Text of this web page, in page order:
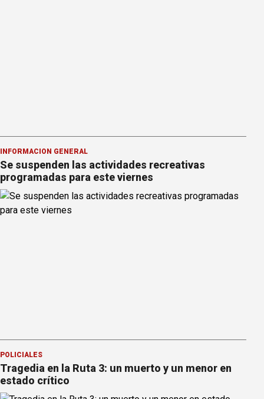
INFORMACION GENERAL
Se suspenden las actividades recreativas
programadas para este viernes
POLICIALES
Tragedia en la Ruta 3: un muerto y un menor en
estado crítico